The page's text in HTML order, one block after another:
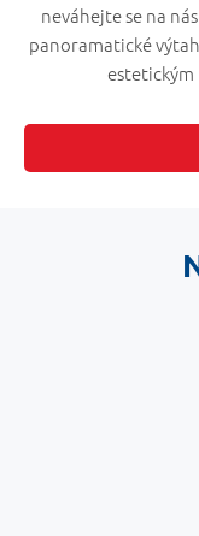
neváhejte se na
panoramatické